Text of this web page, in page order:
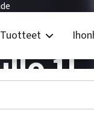
Tuotteet
1l
luotettavan